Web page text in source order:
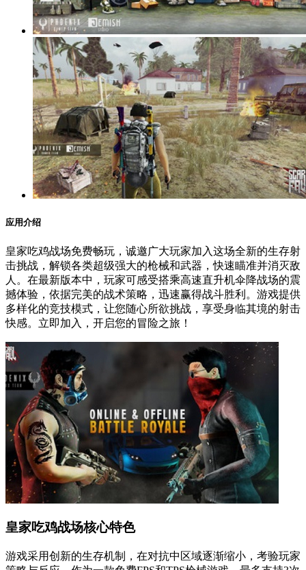
应用介绍
皇家吃鸡战场免费畅玩，诚邀广大玩家加入这场全新的生存射
击挑战，解锁各类超级强大的枪械和武器，快速瞄准并消灭敌
人。在最新版本中，玩家可感受搭乘高速直升机伞降战场的震
撼体验，依据完美的战术策略，迅速赢得战斗胜利。游戏提供
多样化的竞技模式，让您随心所欲挑战，享受身临其境的射击
快感。立即加入，开启您的冒险之旅！
皇家吃鸡战场核心特色
游戏采用创新的生存机制，在对抗中区域逐渐缩小，考验玩家